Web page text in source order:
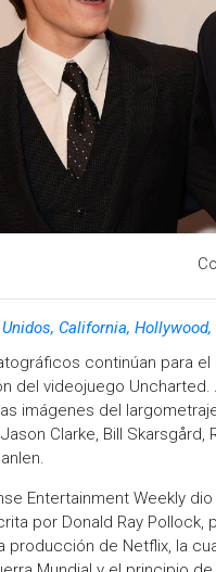
California, Hollywood,
continúan para
del videojuego
imágenes del
Clarke, Bill Skarsgård,
Entertainment Weekly
por Donald Ray
producción de Netflix, la